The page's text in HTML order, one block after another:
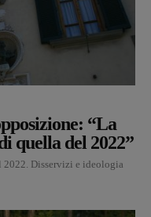
“La
quella del 2022”
Disservizi e ideologia